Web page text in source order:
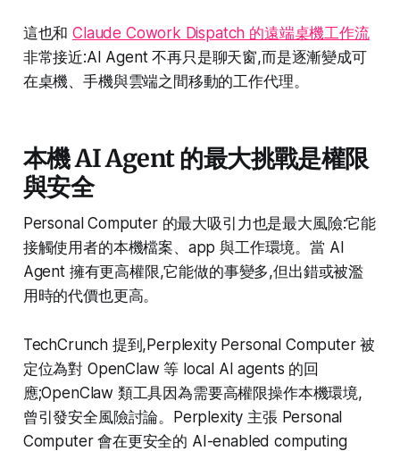
這也和Claude Cowork Dispatch 的遠端桌機工作流
非常接近:AI Agent 不再只是聊天窗,而是逐漸變成可
在桌機、手機與雲端之間移動的工作代理。
本機 AI Agent 的最大挑戰是權限
與安全
Personal Computer 的最大吸引力也是最大風險:它能
接觸使用者的本機檔案、app 與工作環境。當 AI
Agent 擁有更高權限,它能做的事變多,但出錯或被濫
用時的代價也更高。
TechCrunch 提到,Perplexity Personal Computer 被
定位為對 OpenClaw 等 local AI agents 的回
應;OpenClaw 類工具因為需要高權限操作本機環境,
曾引發安全風險討論。Perplexity 主張 Personal
Computer 會在更安全的 AI-enabled computing